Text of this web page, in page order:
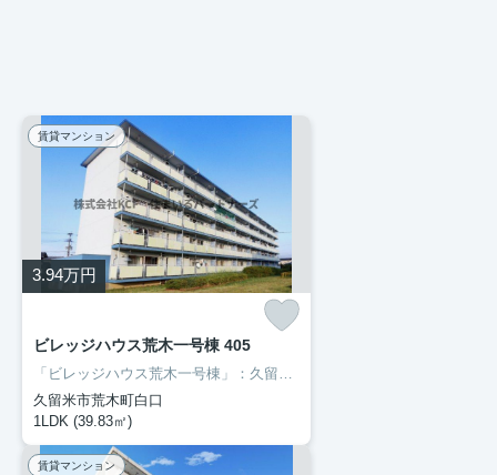
賃貸マンション
3.94万円
ビレッジハウス荒木一号棟 405
「ビレッジハウス荒木一号棟」：久留米市エリアの新居にピッタリ。徒歩25分の距離に久留米市立荒木中学校があるのも魅力。風通しが良く、熱がこもりにくいので、室内が暑くなりにくいです。久留米市エリアでの新生活をご検討の方に、素敵な暮らしを当社のスタッフが全力でサポート致します。鹿児島本線荒木付近の情報も満載です。
久留米市荒木町白口
1LDK (39.83㎡)
賃貸マンション